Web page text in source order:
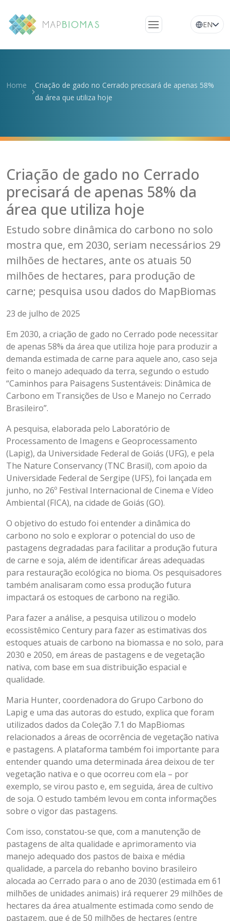
Notícias
EN
Home
Criação de gado no Cerrado precisará de apenas 58%
da área que utiliza hoje
Criação de gado no Cerrado
precisará de apenas 58% da
área que utiliza hoje
Estudo sobre dinâmica do carbono no solo
mostra que, em 2030, seriam necessários 29
milhões de hectares, ante os atuais 50
milhões de hectares, para produção de
carne; pesquisa usou dados do MapBiomas
23 de julho de 2025
Em 2030, a criação de gado no Cerrado pode necessitar
de apenas 58% da área que utiliza hoje para produzir a
demanda estimada de carne para aquele ano, caso seja
feito o manejo adequado da terra, segundo o estudo
“Caminhos para Paisagens Sustentáveis: Dinâmica de
Carbono em Transições de Uso e Manejo no Cerrado
Brasileiro”.
A pesquisa, elaborada pelo Laboratório de
Processamento de Imagens e Geoprocessamento
(Lapig), da Universidade Federal de Goiás (UFG), e pela
The Nature Conservancy (TNC Brasil), com apoio da
Universidade Federal de Sergipe (UFS), foi lançada em
junho, no 26º Festival Internacional de Cinema e Vídeo
Ambiental (FICA), na cidade de Goiás (GO).
O objetivo do estudo foi entender a dinâmica do
carbono no solo e explorar o potencial do uso de
pastagens degradadas para facilitar a produção futura
de carne e soja, além de identificar áreas adequadas
para restauração ecológica no bioma. Os pesquisadores
também analisaram como essa produção futura
impactará os estoques de carbono na região.
Para fazer a análise, a pesquisa utilizou o modelo
ecossistêmico Century para fazer as estimativas dos
estoques atuais de carbono na biomassa e no solo, para
2030 e 2050, em áreas de pastagens e de vegetação
nativa, com base em sua distribuição espacial e
qualidade.
Maria Hunter, coordenadora do Grupo Carbono do
Lapig e uma das autoras do estudo, explica que foram
utilizados dados da Coleção 7.1 do MapBiomas
relacionados a áreas de ocorrência de vegetação nativa
e pastagens. A plataforma também foi importante para
entender quando uma determinada área deixou de ter
vegetação nativa e o que ocorreu com ela – por
exemplo, se virou pasto e, em seguida, área de cultivo
de soja. O estudo também levou em conta informações
sobre o vigor das pastagens.
Com isso, constatou-se que, com a manutenção de
pastagens de alta qualidade e aprimoramento via
manejo adequado dos pastos de baixa e média
qualidade, a parcela do rebanho bovino brasileiro
alocada ao Cerrado para o ano de 2030 (estimada em 61
milhões de unidades animais) irá requerer 29 milhões de
hectares da área atualmente estimada como sendo de
pastagem, que é de 50 milhões de hectares (entre